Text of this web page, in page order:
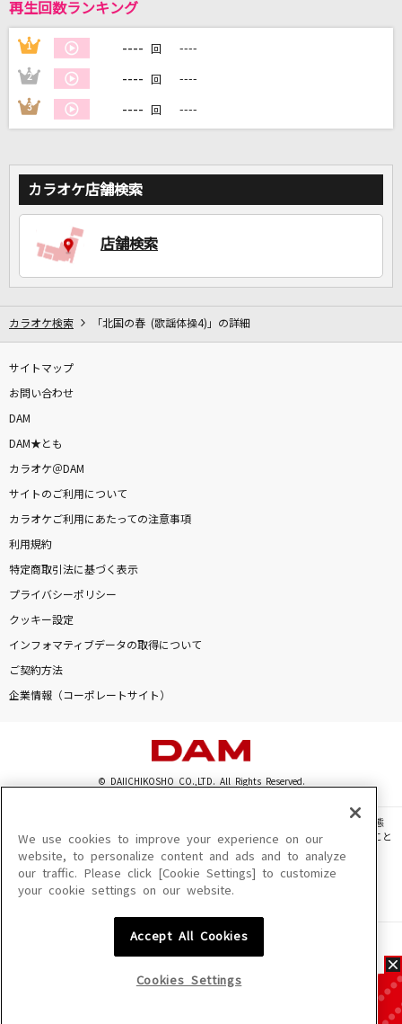
I LOVE YOU
クリス・ハート
カラオケ最新情報をチェック！
カラオケをもっと楽しもう！
再生回数ランキング
1 ---- 回 ----
2 ---- 回 ----
3 ---- 回 ----
カラオケ店舗検索
店舗検索
カラオケ検索 「北国の春 (歌謡体操4)」の詳細
サイトマップ
お問い合わせ
DAM
DAM★とも
カラオケ＠DAM
サイトのご利用について
カラオケご利用にあたっての注意事項
利用規約
特定商取引法に基づく表示
プライバシーポリシー
クッキー設定
インフォマティブデータの取得について
ご契約方法
企業情報（コーポレートサイト）
© DAIICHIKOSHO CO.,LTD. All Rights Reserved.
このサイトに掲載されている一切の文章・画像・写真・動画・音声等を、手段や形態
を問わず、著作権法の定める範囲を超えて無断で複製、転載、ファイル化などすること
を禁じます。
楽曲及びコンテンツは、機種によりご利用いただけない場合があります。
楽曲及びコンテンツの配信日、配信内容が変更になる場合があります。
We use cookies to improve your experience on our
website, to personalize content and ads and to analyze
our traffic. Please click [Cookie Settings] to customize
your cookie settings on our website.
Accept All Cookies
Cookies Settings